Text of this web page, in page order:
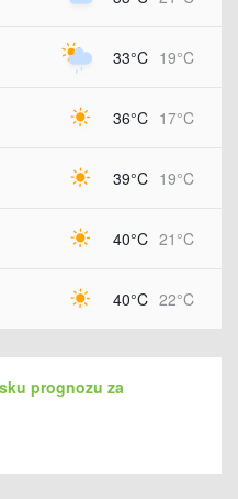
33°C 19°C
36°C 17°C
39°C 19°C
40°C 21°C
40°C 22°C
prognozu za